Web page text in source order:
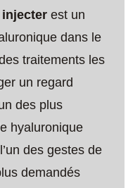
injecter est un
dans le
traitements les
un regard
des plus
hyaluronique
des gestes de
demandés